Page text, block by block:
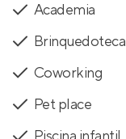
Academia
Brinquedoteca
Coworking
Pet place